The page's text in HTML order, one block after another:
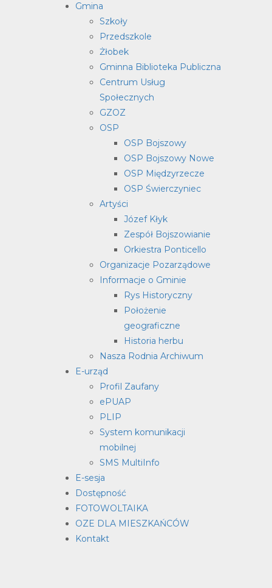
Gmina
Szkoły
Przedszkole
Żłobek
Gminna Biblioteka Publiczna
Centrum Usług
Społecznych
GZOZ
OSP
OSP Bojszowy
OSP Bojszowy Nowe
OSP Międzyrzecze
OSP Świerczyniec
Artyści
Józef Kłyk
Zespół Bojszowianie
Orkiestra Ponticello
Organizacje Pozarządowe
Informacje o Gminie
Rys Historyczny
Położenie
geograficzne
Historia herbu
Nasza Rodnia Archiwum
E-urząd
Profil Zaufany
ePUAP
PLIP
System komunikacji
mobilnej
SMS MultiInfo
E-sesja
Dostępność
FOTOWOLTAIKA
OZE DLA MIESZKAŃCÓW
Kontakt